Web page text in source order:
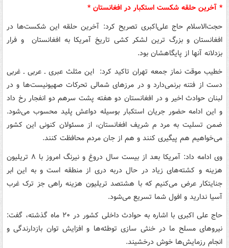
* آخرین حلقه شکست استکبار در افغانستان *
حجت‌الاسلام حاج علی‌اکبری تصریح کرد: آخرین حلقه این شکست‌ها در
افغانستان و بزرگ ترین لشکر کشی تاریخ آمریکا به افغانستان و فرار
بزدلانه آنها از پایگاهشان بود.
خطیب موقت نماز جمعه تهران تاکید کرد: این مثلث عبری ـ عربی ـ غربی
دست از فتنه برنمی‌دارد و در مرزهای شمالی تحرکات صهیونیست‌ها و در
لبنان حوادث اخیر و در افغانستان دو هفته پشت سرهم دو انفجار رخ داد
و این ادامه حضور جریان استکبار بوسیله دواعش پلید محسوب می‌شود.
ضمن تسلیت به مرد م شریف افغانستان، از مسئولان کنونی این کشور
می‌خواهیم هم پیگیری کنند و هم از جان مردم محافظت کنند.
وی ادامه داد: آمریکا بعد از بیست سال دروغ و نیرنگ امروز با ۸ تریلیون
هزینه و کشته‌های زیاد در حال دربه دری از منطقه است و به این ابر
جنایتکار عرض می‌کنیم که با هشتصد تریلیون هزینه راهی جز ترک غرب
آسیا ندارید و افول شما تسریع می‌شود.
حاج علی اکبری با اشاره به حوادث داخلی کشور در ۲۰ ماه گذشته، گفت:
نیروهای مسلح ما در خنثی سازی توطئه‌ها و افزایش توان بازدارندگی و
انجام رزمایش‌ها خوش درخشیند.